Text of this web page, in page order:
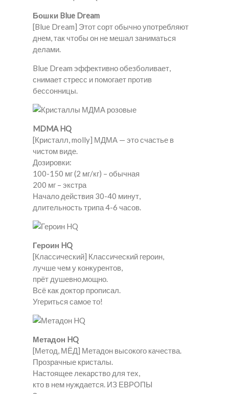
Бошки Blue Dream
[Blue Dream] Этот сорт обычно употребляют
днем, так чтобы он не мешал заниматься
делами.
Blue Dream эффективно обезболивает,
снимает стресс и помогает против
бессонницы.
MDMA HQ
[Кристалл, molly] МДМА — это счастье в
чистом виде.
Дозировки:
100-150 мг (2 мг/кг) – обычная
200 мг – экстра
Начало действия 30-40 минут,
длительность трипа 4-6 часов.
Героин HQ
[Классический] Классический героин,
лучше чем у конкурентов,
прёт душевно,мощно.
Всё как доктор прописал.
Угериться самое то!
Метадон HQ
[Метод, МЁД] Метадон высокого качества.
Прозрачные кристалы.
Настоящее лекарство для тех,
кто в нем нуждается. ИЗ ЕВРОПЫ